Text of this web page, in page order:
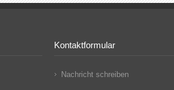
Kontaktformular
Nachricht schreiben